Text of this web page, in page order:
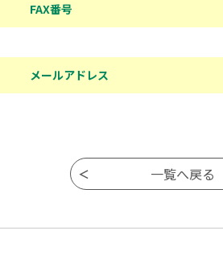
FAX番号
メールアドレス